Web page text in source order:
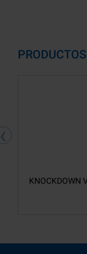
KNOCKDOWN
‹